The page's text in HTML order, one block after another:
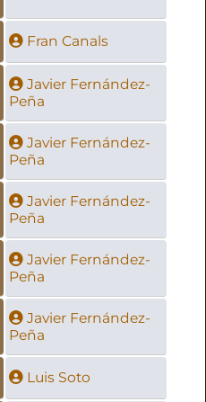
Fran Canals
Javier Fernández-
Peña
Javier Fernández-
Peña
Javier Fernández-
Peña
Javier Fernández-
Peña
Javier Fernández-
Peña
Luis Soto